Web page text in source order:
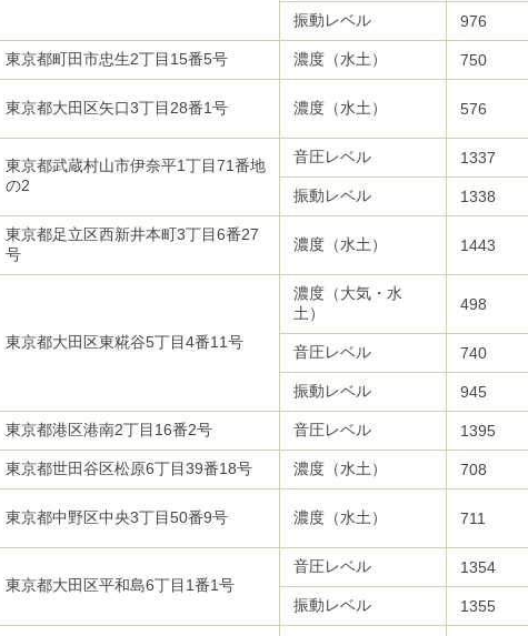
振動レベル 976
東京都町田市忠生2丁目15番5号 濃度（水土） 750
東京都大田区矢口3丁目28番1号 濃度（水土） 576
東京都武蔵村山市伊奈平1丁目71番地
の2
音圧レベル 1337
振動レベル 1338
東京都足立区西新井本町3丁目6番27
号
濃度（水土） 1443
東京都大田区東糀谷5丁目4番11号
濃度（大気・水
土）
498
音圧レベル 740
振動レベル 945
東京都港区港南2丁目16番2号 音圧レベル 1395
東京都世田谷区松原6丁目39番18号 濃度（水土） 708
東京都中野区中央3丁目50番9号 濃度（水土） 711
東京都大田区平和島6丁目1番1号
音圧レベル 1354
振動レベル 1355